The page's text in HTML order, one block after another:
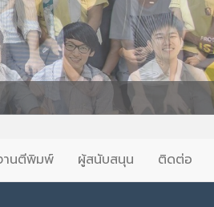
านตีพิมพ์ ผู้สนับสนุน ติดต่อ